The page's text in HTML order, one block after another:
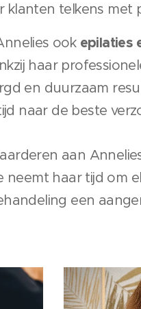
klanten telkens met
ook epilaties
haar
en duurzaam
naar de beste
aan
neemt haar tijd om
een